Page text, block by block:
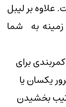
بر لیبل
زمینه به شما
برای
یکسان یا
بخشیدن